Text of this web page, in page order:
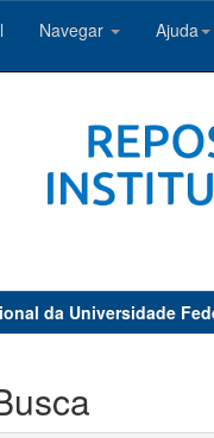
Navegar Ajuda
da Universidade